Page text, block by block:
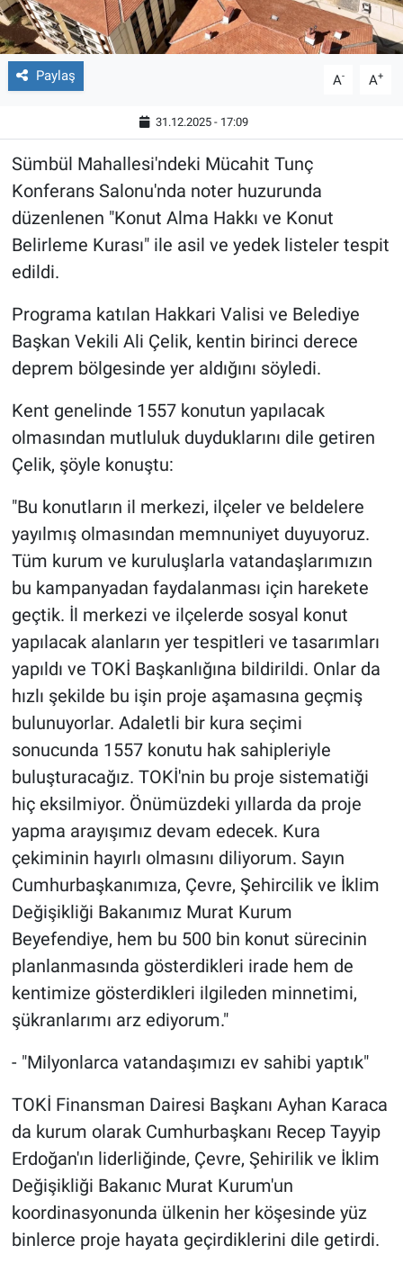
Paylaş A- A+
31.12.2025 - 17:09
Sümbül Mahallesi'ndeki Mücahit Tunç
Konferans Salonu'nda noter huzurunda
düzenlenen "Konut Alma Hakkı ve Konut
Belirleme Kurası" ile asil ve yedek listeler tespit
edildi.
Programa katılan Hakkari Valisi ve Belediye
Başkan Vekili Ali Çelik, kentin birinci derece
deprem bölgesinde yer aldığını söyledi.
Kent genelinde 1557 konutun yapılacak
olmasından mutluluk duyduklarını dile getiren
Çelik, şöyle konuştu:
"Bu konutların il merkezi, ilçeler ve beldelere
yayılmış olmasından memnuniyet duyuyoruz.
Tüm kurum ve kuruluşlarla vatandaşlarımızın
bu kampanyadan faydalanması için harekete
geçtik. İl merkezi ve ilçelerde sosyal konut
yapılacak alanların yer tespitleri ve tasarımları
yapıldı ve TOKİ Başkanlığına bildirildi. Onlar da
hızlı şekilde bu işin proje aşamasına geçmiş
bulunuyorlar. Adaletli bir kura seçimi
sonucunda 1557 konutu hak sahipleriyle
buluşturacağız. TOKİ'nin bu proje sistematiği
hiç eksilmiyor. Önümüzdeki yıllarda da proje
yapma arayışımız devam edecek. Kura
çekiminin hayırlı olmasını diliyorum. Sayın
Cumhurbaşkanımıza, Çevre, Şehircilik ve İklim
Değişikliği Bakanımız Murat Kurum
Beyefendiye, hem bu 500 bin konut sürecinin
planlanmasında gösterdikleri irade hem de
kentimize gösterdikleri ilgileden minnetimi,
şükranlarımı arz ediyorum."
- "Milyonlarca vatandaşımızı ev sahibi yaptık"
TOKİ Finansman Dairesi Başkanı Ayhan Karaca
da kurum olarak Cumhurbaşkanı Recep Tayyip
Erdoğan'ın liderliğinde, Çevre, Şehirilik ve İklim
Değişikliği Bakanıc Murat Kurum'un
koordinasyonunda ülkenin her köşesinde yüz
binlerce proje hayata geçirdiklerini dile getirdi.